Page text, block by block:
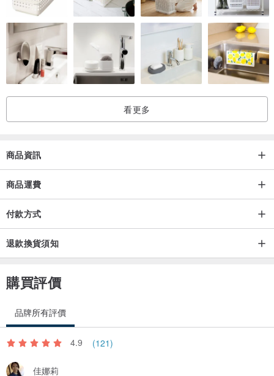
吊墜克重 / 5.55 g
🌸彌勒 柒
吊墜尺寸 / W 27.2 x H 24.9 x 厚 6.9 ( mm )
吊墜克重 / 6.43 g
吊墜克重 / 5.92 g
🥰買就送S925墜頭唷~👍🏻
天然翡翠每塊料子多少都會有色差，且多少會有內部石紋，多寶愛玉
石也會愛他天然的殘缺，介意者慎拍唷！
看更多
商品資訊
商品運費
付款方式
退款換貨須知
購買評價
品牌所有評價
4.9 (121)
佳娜莉